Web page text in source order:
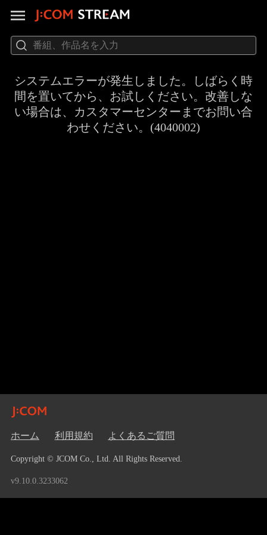
システムエラーが発生しました。しばらく時
間を置いてから、お試しください。改善しな
い場合は、カスタマーセンターまでお問い合
わせください。(4040002)
ホーム 利用規約 よくあるご質問
Copyright © JCOM Co., Ltd. All Rights Reserved.
v9.10.0.3233062